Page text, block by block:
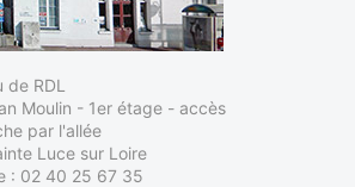
RDL
Moulin - 1er étage - accès
par l'allée
Luce sur Loire
: 02 40 25 67 35